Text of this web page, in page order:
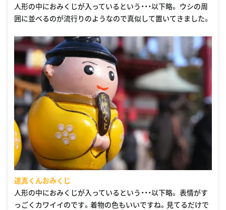
人形の中におみくじが入っているという・・・以下略。 ウシの周
囲に並べるのが流行りのようなので真似して置いてきました。
道真くんおみくじ
人形の中におみくじが入っているという・・・以下略。 表情がす
っごくカワイイのです。着物の色もいいですね。見てるだけで